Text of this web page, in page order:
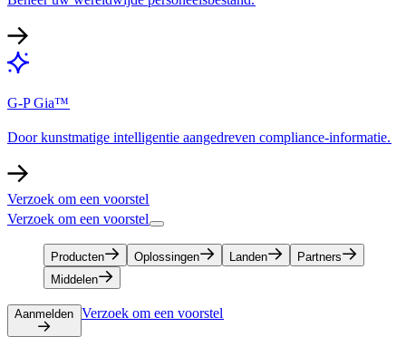
G-P Gia™​​
Door kunstmatige intelligentie aangedreven compliance-informatie.​​
Verzoek om een voorstel​​
Verzoek om een voorstel​​
Producten​​ Oplossingen​​ Landen​​
Partners​​
Middelen​​
Aanmelden​​ Verzoek om een voorstel​​